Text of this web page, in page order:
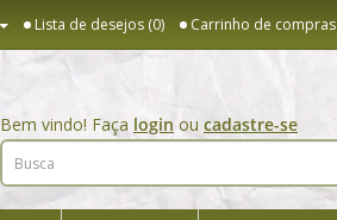
Lista de desejos (0) Carrinho de compras
Bem vindo! Faça login ou cadastre-se